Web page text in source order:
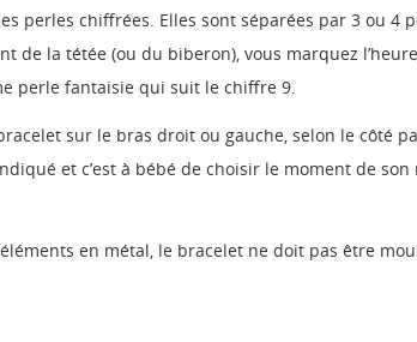
perles chiffrées. Elles sont séparées par 3 ou
de la tétée (ou du biberon), vous marquez
perle fantaisie qui suit le chiffre 9.
sur le bras droit ou gauche, selon le côté
et c’est à bébé de choisir le moment de
en métal, le bracelet ne doit pas être